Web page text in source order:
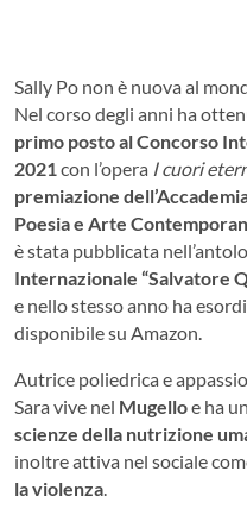
Sally Po non è nuova al
Nel corso degli anni ha
primo posto al Concorso
2021con l’opera I cuori
premiazione
Poesia e Arte
è stata pubblicata
Internazionale “Salvatore
e nello stesso anno ha
disponibile su Amazon.
Autrice poliedrica e
Sara vive nel Mugelloe ha
scienze della nutrizione
inoltre attiva nel sociale
la violenza.